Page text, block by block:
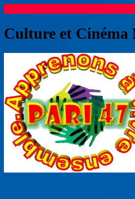
Culture et Cinéma